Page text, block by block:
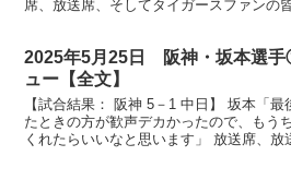
席、放送席、そしてタイガースファンの
2025年5月25日 阪神・坂本選
ュー【全文】
【試合結果： 阪神 5－1 中日】 坂本「
たときの方が歓声デカかったので、もう
くれたらいいなと思います」 放送席、